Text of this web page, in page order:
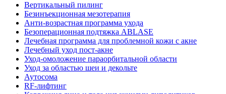
Вертикальный пилинг
Безинъекционная мезотерапия
Анти-возрастная программа ухода
Безоперационная подтяжка ABLASE
Лечебная программа для проблемной кожи с акне
Лечебный уход пост-акне
Уход-омоложение параорбитальной области
Уход за областью шеи и декольте
Аутосома
RF-лифтинг